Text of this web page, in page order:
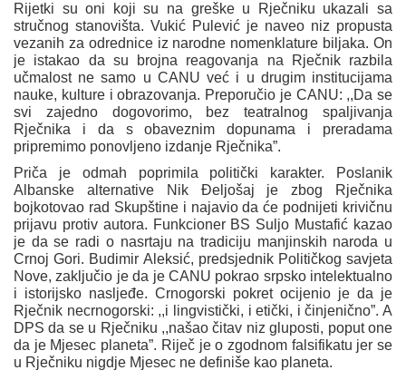
Rijetki su oni koji su na greške u Rječniku ukazali sa
stručnog stanovišta. Vukić Pulević je naveo niz propusta
vezanih za odrednice iz narodne nomenklature biljaka. On
je istakao da su brojna reagovanja na Rječnik razbila
učmalost ne samo u CANU već i u drugim institucijama
nauke, kulture i obrazovanja. Preporučio je CANU: ,,Da se
svi zajedno dogovorimo, bez teatralnog spaljivanja
Rječnika i da s obaveznim dopunama i preradama
pripremimo ponovljeno izdanje Rječnika”.
Priča je odmah poprimila politički karakter. Poslanik
Albanske alternative Nik Đeljošaj je zbog Rječnika
bojkotovao rad Skupštine i najavio da će podnijeti krivičnu
prijavu protiv autora. Funkcioner BS Suljo Mustafić kazao
je da se radi o nasrtaju na tradiciju manjinskih naroda u
Crnoj Gori. Budimir Aleksić, predsjednik Političkog savjeta
Nove, zaključio je da je CANU pokrao srpsko intelektualno
i istorijsko nasljeđe. Crnogorski pokret ocijenio je da je
Rječnik necrnogorski: ,,i lingvistički, i etički, i činjenično”. A
DPS da se u Rječniku ,,našao čitav niz gluposti, poput one
da je Mjesec planeta”. Riječ je o zgodnom falsifikatu jer se
u Rječniku nigdje Mjesec ne definiše kao planeta.